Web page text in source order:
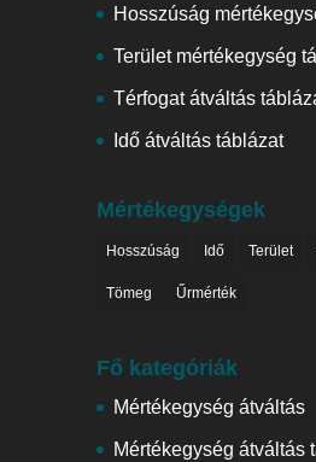
Hosszúság
Terület mértékegység
Térfogat átváltás
Idő átváltás táblázat
Mértékegységek
Hosszúság Idő Terület
Tömeg Űrmérték
Fő kategóriák
Mértékegység átváltás
Mértékegység átváltás